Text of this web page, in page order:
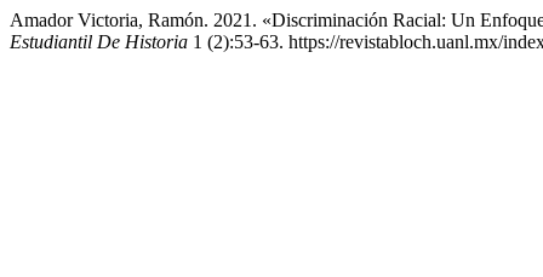
Amador Victoria, Ramón. 2021. «Discriminación Racial: Un
Estudiantil De Historia 1 (2):53-63. https://revistabloch.uanl.mx/